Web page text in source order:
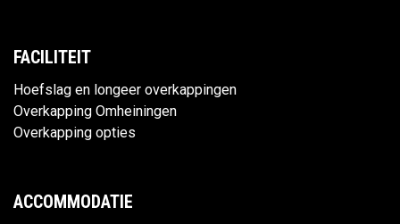
FACILITEIT
Hoefslag en longeer overkappingen
Overkapping Omheiningen
Overkapping opties
ACCOMMODATIE